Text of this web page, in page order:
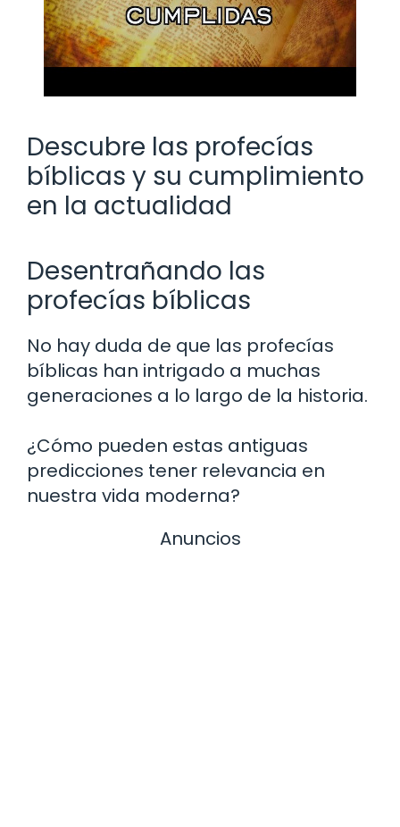
Descubre las profecías
bíblicas y su cumplimiento
en la actualidad
Desentrañando las
profecías bíblicas
No hay duda de que las profecías
bíblicas han intrigado a muchas
generaciones a lo largo de la historia.
¿Cómo pueden estas antiguas
predicciones tener relevancia en
nuestra vida moderna?
Anuncios